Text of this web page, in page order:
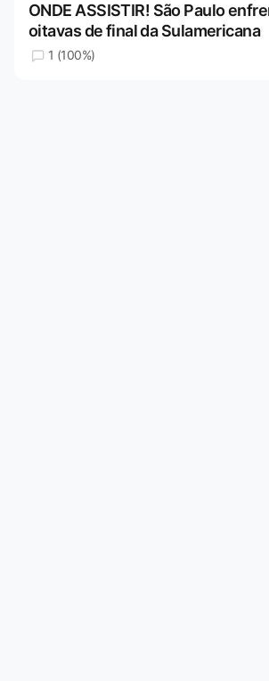
ONDE ASSISTIR! São Paulo
oitavas de final da Sulamericana
1 (100%)